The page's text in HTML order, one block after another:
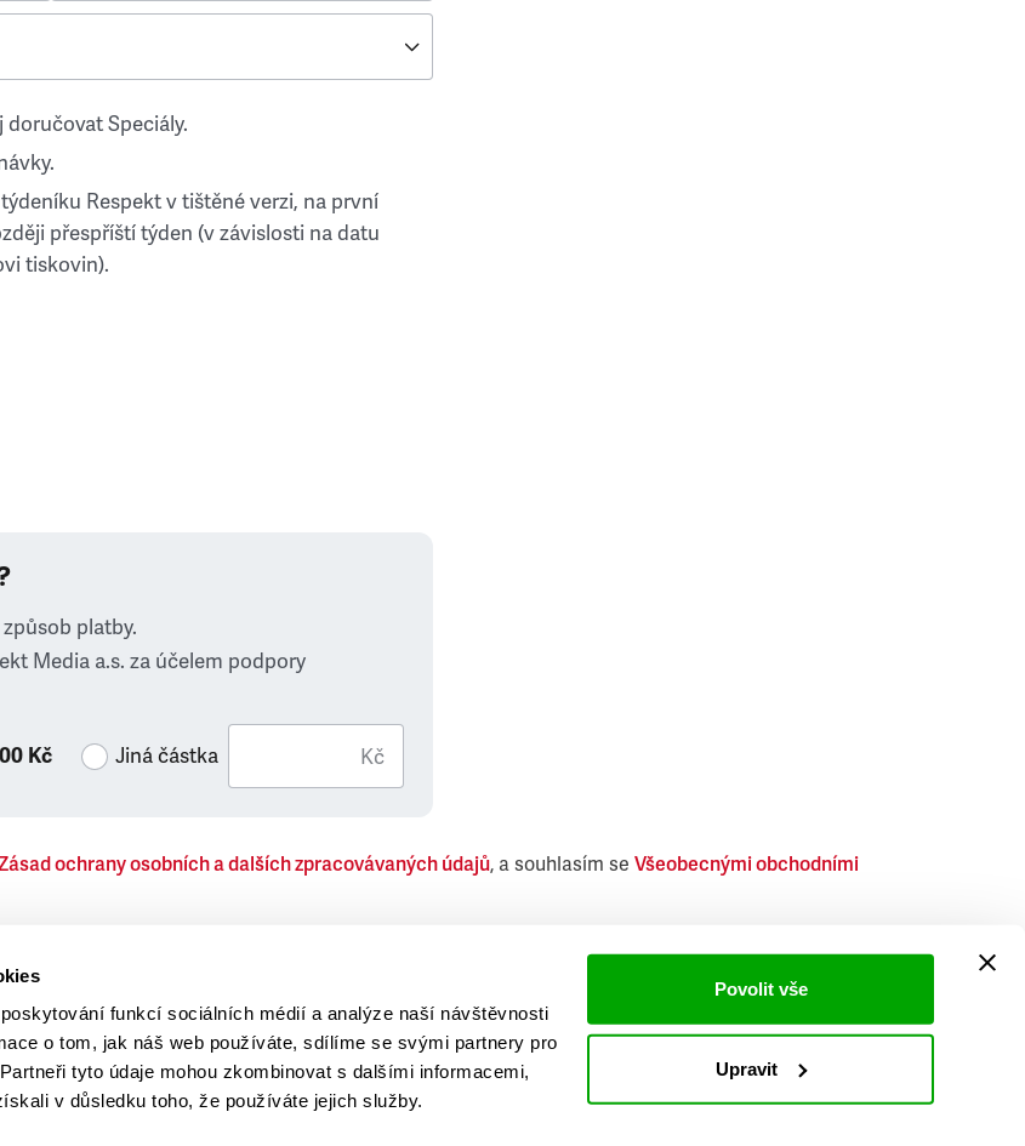
funkcí sociálních médií a analýze naší návštěvnosti
o tom, jak náš web používáte, sdílíme se svými partnery pro
tyto údaje mohou zkombinovat s dalšími informacemi,
v důsledku toho, že používáte jejich služby.
Povolit vše
Upravit
Speciály.
Respekt v tištěné verzi, na první
přespříští týden (v závislosti na datu
tiskovin).
platby.
Media a.s. za účelem podpory
Kč Jiná částka Kč
ochrany osobních a dalších zpracovávaných údajů, a souhlasím se Všeobecnými obchodními